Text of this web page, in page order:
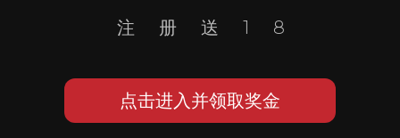
注册送18
点击进入并领取奖金